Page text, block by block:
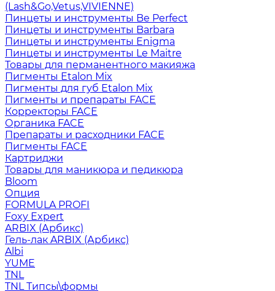
(Lash&Go,Vetus,VIVIENNE)
Пинцеты и инструменты Be Perfect
Пинцеты и инструменты Barbara
Пинцеты и инструменты Enigma
Пинцеты и инструменты Le Maitre
Товары для перманентного макияжа
Пигменты Etalon Mix
Пигменты для губ Etalon Mix
Пигменты и препараты FACE
Корректоры FACE
Органика FACE
Препараты и расходники FACE
Пигменты FACE
Картриджи
Товары для маникюра и педикюра
Bloom
Опция
FORMULA PROFI
Foxy Expert
ARBIX (Арбикс)
Гель-лак ARBIX (Арбикс)
Albi
YUME
TNL
TNL Типсы\формы